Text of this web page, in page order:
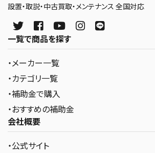
設置・取説・中古買取・メンテナンス 全国対応
一覧で商品を探す
・メーカー一覧
・カテゴリ一覧
・補助金で購入
・おすすめの補助金
会社概要
・公式サイト